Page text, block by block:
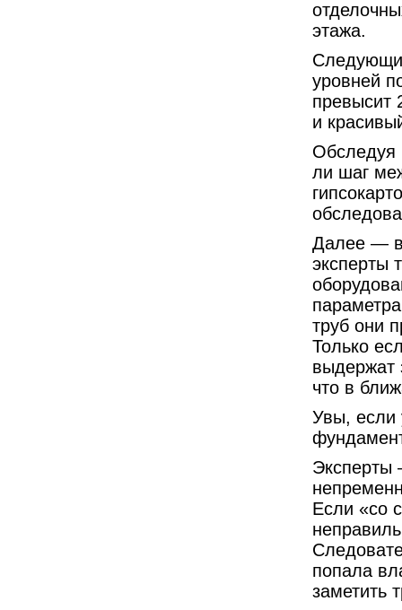
этажа.
уровней
превысит
и
Обследуя
ли шаг
Далее —
эксперты
труб они
Только
выдержат
что в
Увы, если
Эксперты
Если «со
попала
заметить